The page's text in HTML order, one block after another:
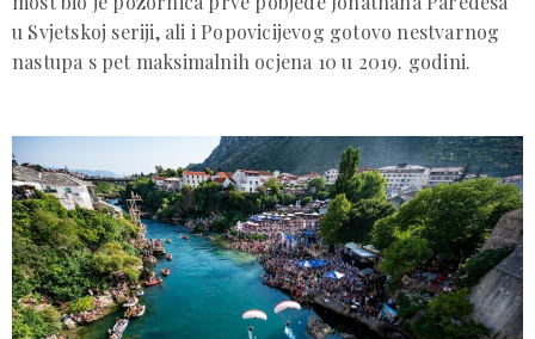
u Svjetskoj seriji, ali i Popovicijevog gotovo nestvarnog
nastupa s pet maksimalnih ocjena 10 u 2019. godini.